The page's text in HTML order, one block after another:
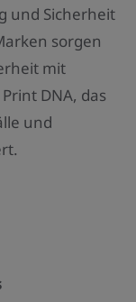
und Sicherheit
sorgen
mit
DNA, das
und